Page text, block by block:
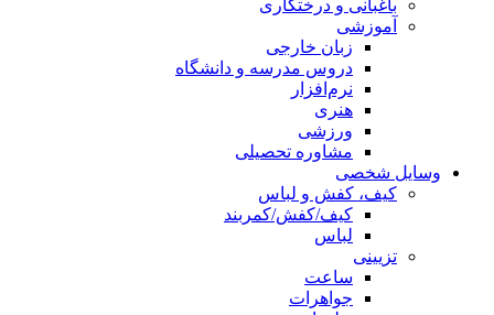
باغبانی و درختکاری
آموزشی
زبان خارجی
دروس مدرسه و دانشگاه
نرم‌افزار
هنری
ورزشی
مشاوره تحصیلی
وسایل شخصی
کیف، کفش و لباس
کیف/کفش/کمربند
لباس
تزیینی
ساعت
جواهرات